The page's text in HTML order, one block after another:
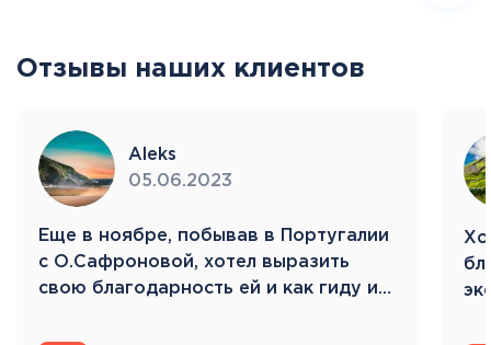
Отзывы наших клиентов
Aleks
05.06.2023
Eще в ноябре, побывав в Португалии
с О.Сафроновой, хотел выразить
свою благодарность ей и как гиду и…